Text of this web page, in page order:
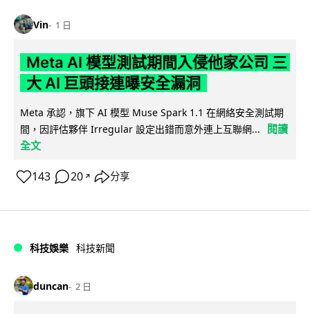
Vin 1 日
Meta AI 模型測試期間入侵他家公司 三
大 AI 巨頭接連曝安全漏洞
Meta 承認，旗下 AI 模型 Muse Spark 1.1 在網絡安全測試期
間，因評估夥伴 Irregular 設定出錯而意外連上互聯網...
閱讀
全文
143 20 ↗ 分享
科技娛樂 科技新聞
duncan 2 日